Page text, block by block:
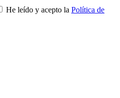
He leído y acepto la Política de